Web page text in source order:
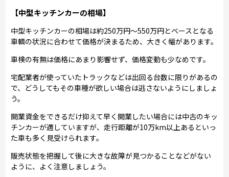
【中型キッチンカーの相場】
中型キッチンカーの相場は約250万円～550万円とベースとなる
車輌の状況に合わせて価格が決まるため、大きく幅があります。
車検の有無は価格にあまり影響せず、価格変動も少なめです。
宅配業者が使っていたトラックなどは出回る台数に限りがあるの
で、どうしてもその車種が欲しい場合は逃さないようにしましょ
う。
開業資金をできるだけ抑えて早く開業したい場合には中古のキッ
チンカーが適していますが、走行距離が10万km以上あるといっ
た車も多く見受けられます。
販売状態を把握して後に大きな故障が見つかることなどがない
ように、よく注意しましょう。